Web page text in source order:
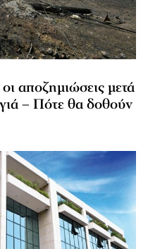
αποζημιώσεις μετά
– Πότε θα δοθούν